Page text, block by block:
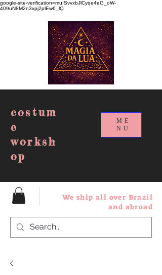
google-site-verification=muISvvxbJlCyqe4eG_oW-
409uN8M2n3xpj2plEw6_lQ
costum
e
worksh
op
ME
NU
We ship all over Brazil
and abroad